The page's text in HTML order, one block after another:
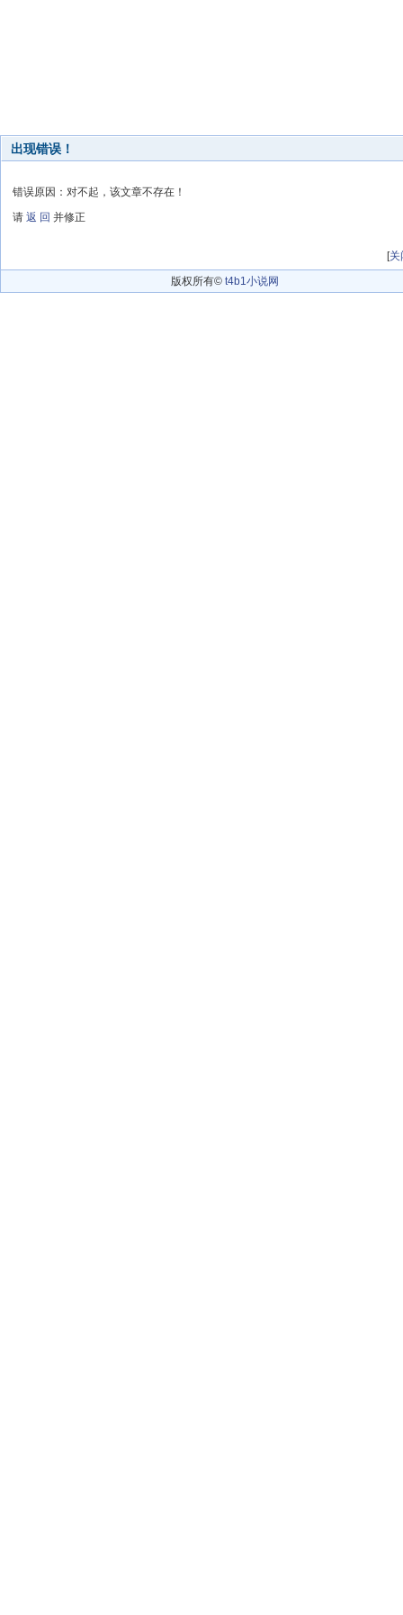
出现错误！
错误原因：对不起，该文章不存在！
请 返 回 并修正
[关
版权所有© t4b1小说网